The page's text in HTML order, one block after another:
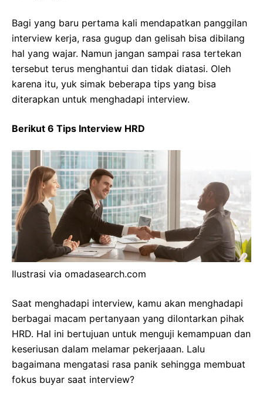
Bagi yang baru pertama kali mendapatkan panggilan
interview kerja, rasa gugup dan gelisah bisa dibilang
hal yang wajar. Namun jangan sampai rasa tertekan
tersebut terus menghantui dan tidak diatasi. Oleh
karena itu, yuk simak beberapa tips yang bisa
diterapkan untuk menghadapi interview.
Berikut 6 Tips Interview HRD
Ilustrasi via omadasearch.com
Saat menghadapi interview, kamu akan menghadapi
berbagai macam pertanyaan yang dilontarkan pihak
HRD. Hal ini bertujuan untuk menguji kemampuan dan
keseriusan dalam melamar pekerjaaan. Lalu
bagaimana mengatasi rasa panik sehingga membuat
fokus buyar saat interview?